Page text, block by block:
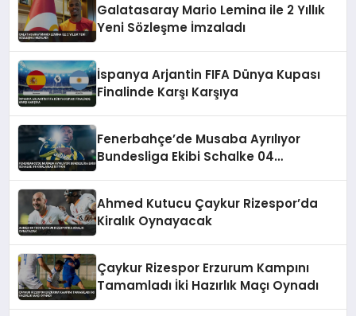
Galatasaray Mario Lemina ile 2 Yıllık
Yeni Sözleşme İmzaladı
İspanya Arjantin FIFA Dünya Kupası
Finalinde Karşı Karşıya
Fenerbahçe’de Musaba Ayrılıyor
Bundesliga Ekibi Schalke 04
Ahmed Kutucu Çaykur Rizespor’da
Kiralık Oynayacak
Çaykur Rizespor Erzurum Kampını
Tamamladı İki Hazırlık Maçı Oynadı